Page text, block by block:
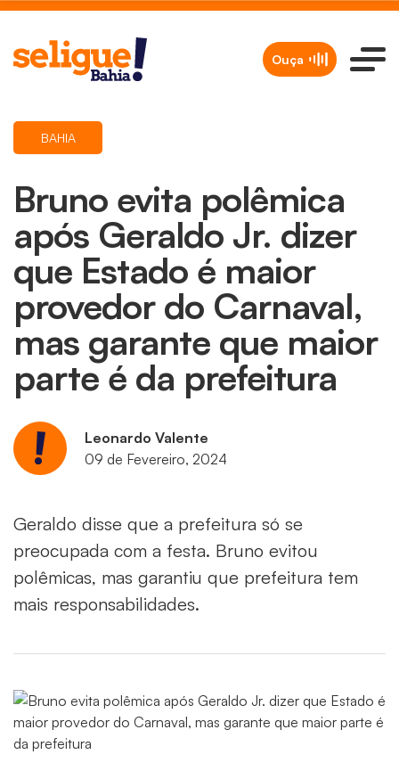
Ouça
Bruno evita polêmica
após Geraldo Jr. dizer
que Estado é maior
provedor do Carnaval,
mas garante que maior
parte é da prefeitura
BAHIA
Leonardo Valente
09 de Fevereiro, 2024
Geraldo disse que a prefeitura só se
preocupada com a festa. Bruno evitou
polêmicas, mas garantiu que prefeitura tem
mais responsabilidades.